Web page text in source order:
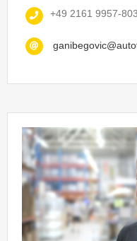
+49 2161 9957-